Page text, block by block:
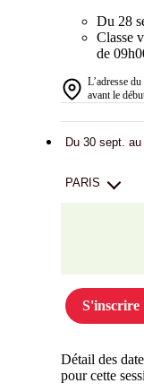
Du 28
Classe
de
L’adresse
avant le
Du 30 sept.
PARIS
S'inscrire
Détail des
pour cette